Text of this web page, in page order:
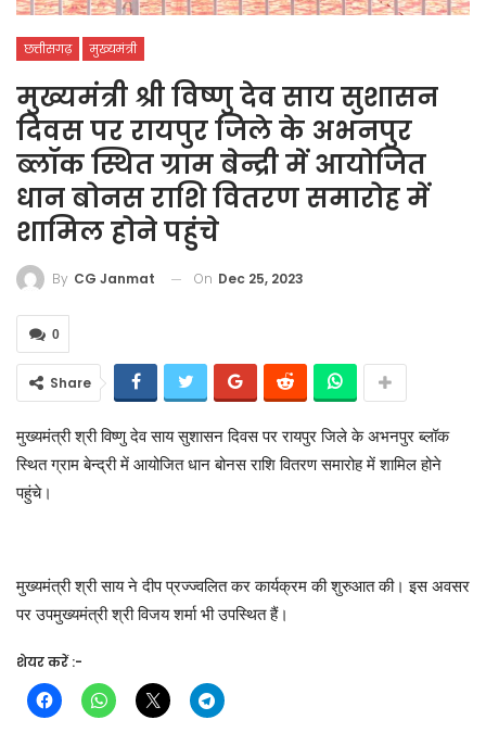
छत्तीसगढ़ मुख्यमंत्री
मुख्यमंत्री श्री विष्णु देव साय सुशासन
दिवस पर रायपुर जिले के अभनपुर
ब्लॉक स्थित ग्राम बेन्द्री में आयोजित
धान बोनस राशि वितरण समारोह में
शामिल होने पहुंचे
By CG Janmat On Dec 25, 2023
0
Share
मुख्यमंत्री श्री विष्णु देव साय सुशासन दिवस पर रायपुर जिले के अभनपुर ब्लॉक
स्थित ग्राम बेन्द्री में आयोजित धान बोनस राशि वितरण समारोह में शामिल होने
पहुंचे।
मुख्यमंत्री श्री साय ने दीप प्रज्ज्वलित कर कार्यक्रम की शुरुआत की। इस अवसर
पर उपमुख्यमंत्री श्री विजय शर्मा भी उपस्थित हैं।
शेयर करें :-